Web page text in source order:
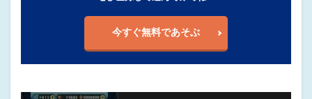
今すぐ無料であそぶ